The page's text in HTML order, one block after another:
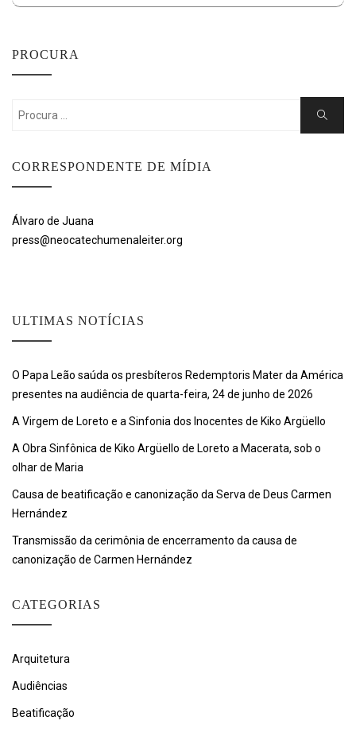
PROCURA
Search
Search
CORRESPONDENTE DE MÍDIA
Álvaro de Juana
press@neocatechumenaleiter.org
ULTIMAS NOTÍCIAS
O Papa Leão saúda os presbíteros Redemptoris Mater da América
presentes na audiência de quarta-feira, 24 de junho de 2026
A Virgem de Loreto e a Sinfonia dos Inocentes de Kiko Argüello
A Obra Sinfônica de Kiko Argüello de Loreto a Macerata, sob o
olhar de Maria
Causa de beatificação e canonização da Serva de Deus Carmen
Hernández
Transmissão da cerimônia de encerramento da causa de
canonização de Carmen Hernández
CATEGORIAS
Arquitetura
Audiências
Beatificação